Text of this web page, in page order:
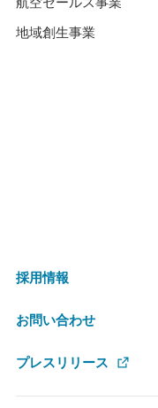
地域創生事業
採用情報
お問い合わせ
プレスリリース